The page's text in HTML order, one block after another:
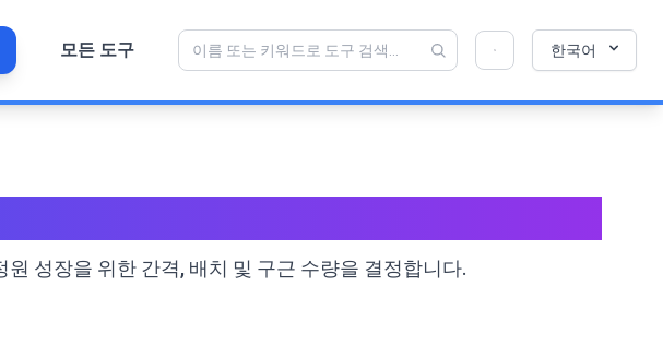
모든 도구 한국어
성장을 위한 간격, 배치 및 구근 수량을 결정합니다.
💡 이 도구를 좋아하십니까? 더 나아지도록 도와
주세요!
열기를 클릭 →